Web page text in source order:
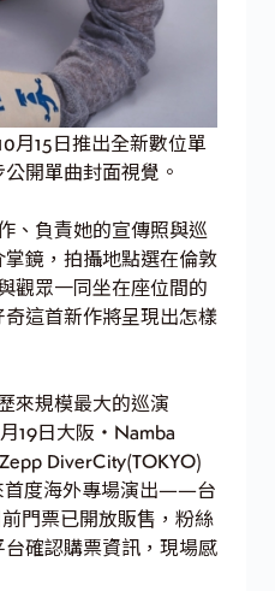
月15日推出全新數位單
開單曲封面視覺。
、負責她的宣傳照與巡
鏡，拍攝地點選在倫敦
觀眾一同坐在座位間的
這首新作將呈現出怎樣
來規模最大的巡演
19日大阪・Namba
DiverCity(TOKYO)
首度海外專場演出——台
門票已開放販售，粉絲
確認購票資訊，現場感